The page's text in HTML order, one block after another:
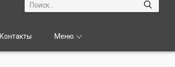
Контакты Меню